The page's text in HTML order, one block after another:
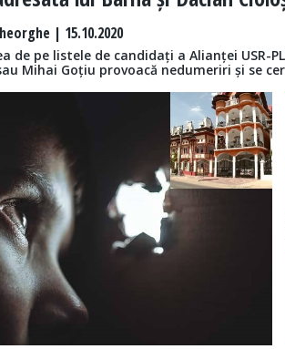
| 15.10.2020
de pe listele de candidați a Alianței USR-
Mihai Goțiu provoacă nedumeriri și se